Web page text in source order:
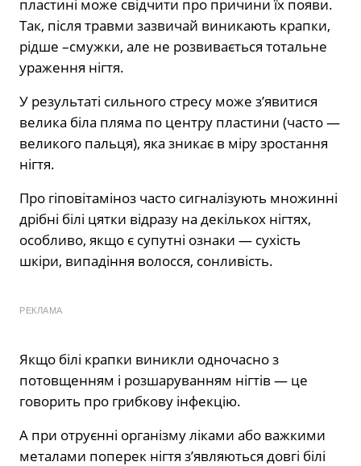
пластині може свідчити про причини їх появи.
Так, після травми зазвичай виникають крапки,
рідше –смужки, але не розвивається тотальне
ураження нігтя.
У результаті сильного стресу може з’явитися
велика біла пляма по центру пластини (часто —
великого пальця), яка зникає в міру зростання
нігтя.
Про гіповітаміноз часто сигналізують множинні
дрібні білі цятки відразу на декількох нігтях,
особливо, якщо є супутні ознаки — сухість
шкіри, випадіння волосся, сонливість.
РЕКЛАМА
Якщо білі крапки виникли одночасно з
потовщенням і розшаруванням нігтів — це
говорить про грибкову інфекцію.
А при отруєнні організму ліками або важкими
металами поперек нігтя з’являються довгі білі